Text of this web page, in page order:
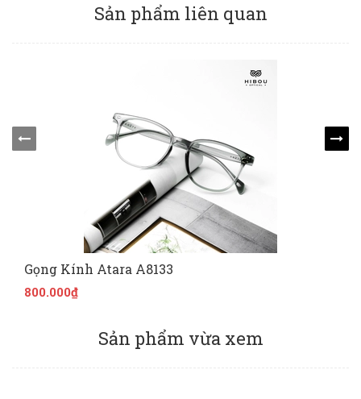
Sản phẩm liên quan
Gọng Kính Atara A8133
800.000₫
Sản phẩm vừa xem